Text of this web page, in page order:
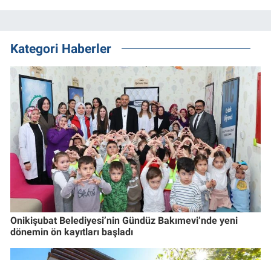
Kategori Haberler
Onikişubat Belediyesi’nin Gündüz Bakımevi’nde yeni
dönemin ön kayıtları başladı